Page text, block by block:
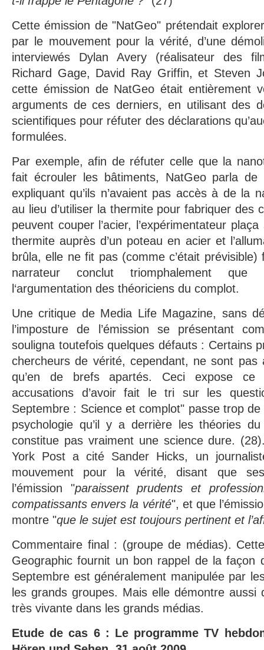
Cette émission de "NatGeo" prétendait
par le mouvement pour la vérité, d’une
interviewés Dylan Avery (réalisateur des
Richard Gage, David Ray Griffin, et Steven
cette émission de NatGeo était entièrement
arguments de ces derniers, en utilisant des
scientifiques pour réfuter des déclarations
formulées.
Par exemple, afin de réfuter celle que la
fait écrouler les bâtiments, NatGeo parla de
expliquant qu’ils n’avaient pas accès à de la
au lieu d’utiliser la thermite pour fabriquer des
peuvent couper l’acier, l’expérimentateur
thermite auprès d’un poteau en acier et
brûla, elle ne fit pas (comme c’était
narrateur conclut triomphalement
l‘argumentation des théoriciens du complot.
Une critique de Media Life Magazine, sans
l’imposture de l’émission se présentant
souligna toutefois quelques défauts : Certains
chercheurs de vérité, cependant, ne sont
qu’en de brefs apartés. Ceci expose ce
accusations d’avoir fait le tri sur les
Septembre : Science et complot" passe trop
psychologie qu’il y a derrière les théories
constitue pas vraiment une science dure.
York Post a cité Sander Hicks, un
mouvement pour la vérité, disant que
l’émission "paraissent prudents et
compatissants envers la vérité", et que
montre "que le sujet est toujours pertinent et
Commentaire final : (groupe de médias).
Geographic fournit un bon rappel de la façon
Septembre est généralement manipulée par
les grands groupes. Mais elle démontre aussi
très vivante dans les grands médias.
Etude de cas 6 : Le programme TV